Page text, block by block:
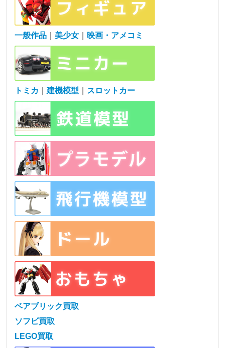
一般作品 美少女 映画・アメコミ
トミカ ｜建機模型 スロットカー
ベアブリック買取
ソフビ買取
LEGO買取